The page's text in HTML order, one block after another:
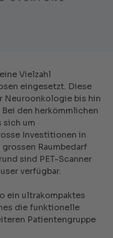
Vielzahl
eingesetzt. Diese
Neuroonkologie bis hin
den herkömmlichen
sich um
Investitionen in
Raumbedarf
sind PET-Scanner
verfügbar.
ein ultrakompaktes
die funktionelle
Patientengruppe